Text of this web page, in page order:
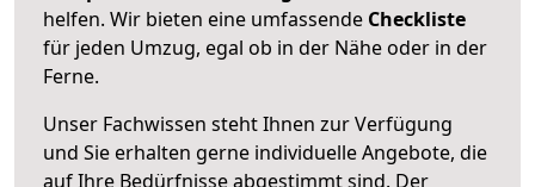
helfen. Wir bieten eine umfassende Checkliste
für jeden Umzug, egal ob in der Nähe oder in der
Ferne.
Unser Fachwissen steht Ihnen zur Verfügung
und Sie erhalten gerne individuelle Angebote, die
auf Ihre Bedürfnisse abgestimmt sind. Der